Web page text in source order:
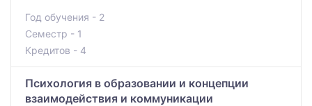
Год обучения - 2
Семестр - 1
Кредитов - 4
Психология в образовании и концепции
взаимодействия и коммуникации